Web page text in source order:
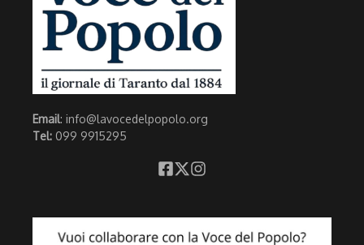
Email: info@lavocedelpopolo.org
Tel: 099 9915295